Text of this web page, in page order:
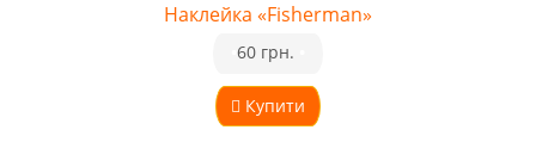
Наклейка «Fisherman»
Купити
60 грн.